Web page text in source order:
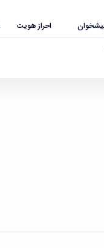
احراز هویت